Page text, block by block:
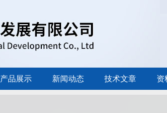
产品展示 新闻动态 技术文章 资